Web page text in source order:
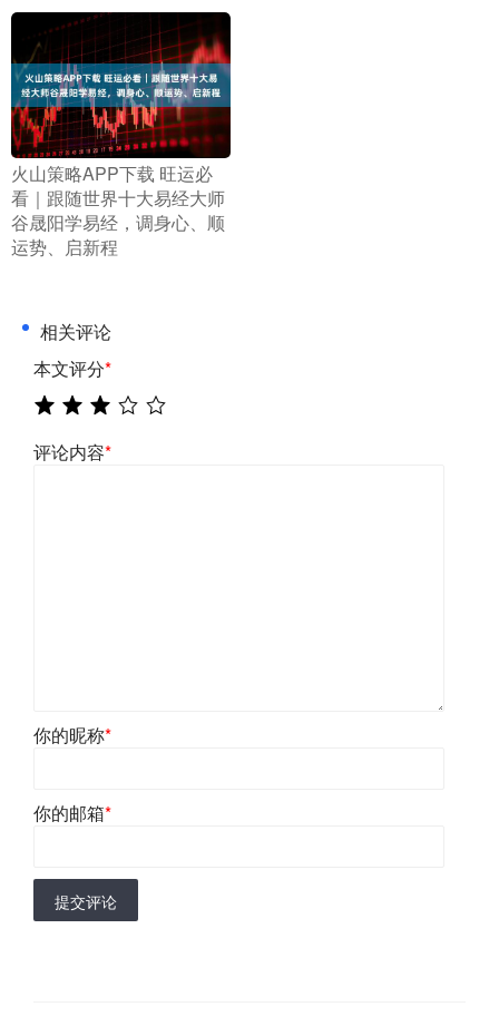
​火山策略APP下载 旺运必
看｜跟随世界十大易经大师
谷晟阳学易经，调身心、顺
运势、启新程
相关评论
本文评分*
评论内容*
你的昵称*
你的邮箱*
提交评论